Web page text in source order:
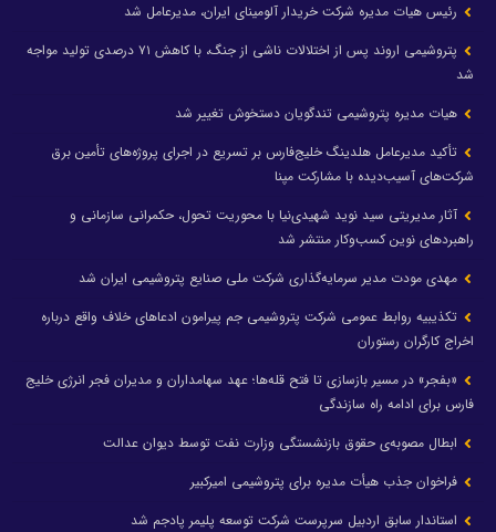
رئیس هیات مدیره شرکت خریدار آلومینای ایران، مدیرعامل شد
پتروشیمی اروند پس از اختلالات ناشی از جنگ، با کاهش ۷۱ درصدی تولید مواجه
شد
هیات مدیره پتروشیمی تندگویان دستخوش تغییر شد
تأکید مدیرعامل هلدینگ خلیج‌فارس بر تسریع در اجرای پروژه‌های تأمین برق
شرکت‌های آسیب‌دیده با مشارکت مپنا
آثار مدیریتی سید نوید شهیدی‌نیا با محوریت تحول، حکمرانی سازمانی و
راهبردهای نوین کسب‌وکار منتشر شد
مهدی مودت مدیر سرمایه‌گذاری شرکت ملی صنایع پتروشیمی ایران شد
تکذیبیه روابط عمومی شرکت پتروشیمی جم پیرامون ادعاهای خلاف واقع درباره
اخراج کارگران رستوران
«بفجر» در مسیر بازسازی تا فتح قله‌ها؛ عهد سهامداران و مدیران فجر انرژی خلیج
فارس برای ادامه راه سازندگی
ابطال مصوبه‌ی حقوق بازنشستگی وزارت نفت توسط دیوان عدالت
فراخوان جذب هیأت مدیره برای پتروشیمی امیرکبیر
استاندار سابق اردبیل سرپرست شرکت توسعه پلیمر پادجم شد